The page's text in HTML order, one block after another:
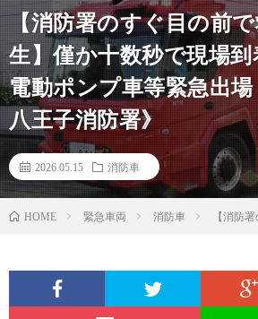
【消防署のすぐ目の前
生】僅か十数秒で現場
電動ポンプ車等緊急出
八王子消防署》
2026.05.15 消防車
HOME 緊急車両 消防車 【消防